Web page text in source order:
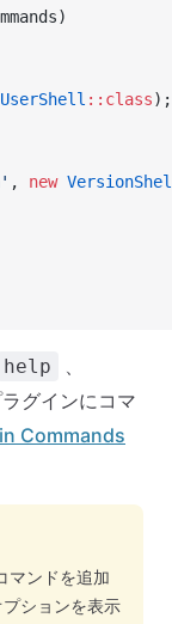
UserShell ::class);
, new
help 、
グインにコマ
Commands
マンドを追加
ションを表示